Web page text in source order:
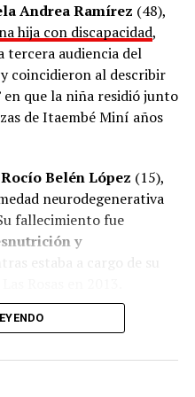
Andrea Ramírez (48),
hija con discapacidad,
tercera audiencia del
coincidieron al describir
en que la niña residió junto
de Itaembé Miní años
Rocío Belén López (15),
neurodegenerativa
fallecimiento fue
y
estaba a cargo de su
vivió al cuidado de sus
hogar con su madre
fue lo que las partes